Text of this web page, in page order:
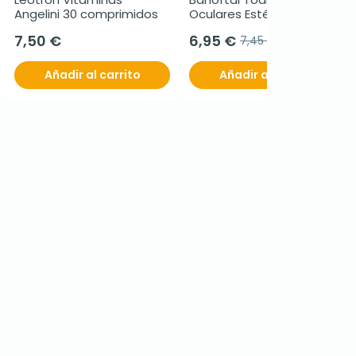
Angelini 30 comprimidos
7,50 €
Añadir al carrito
Oculares Estériles, 20 Uds.
6,95 € 7,45 €
Añadir al carrito